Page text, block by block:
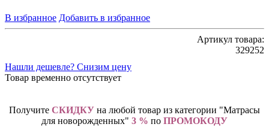
В избранное Добавить в избранное
Артикул товара:
329252
Нашли дешевле? Снизим цену
Товар временно отсутствует
Получите СКИДКУ на любой товар из категории "Матрасы
для новорожденных" 3 % по ПРОМОКОДУ